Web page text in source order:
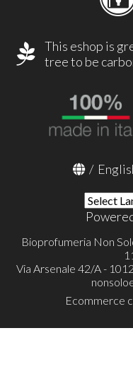
This eshop is
tree to be
/
Bioprofumeria Non
Via Arsenale 42/A -
Ecommerce